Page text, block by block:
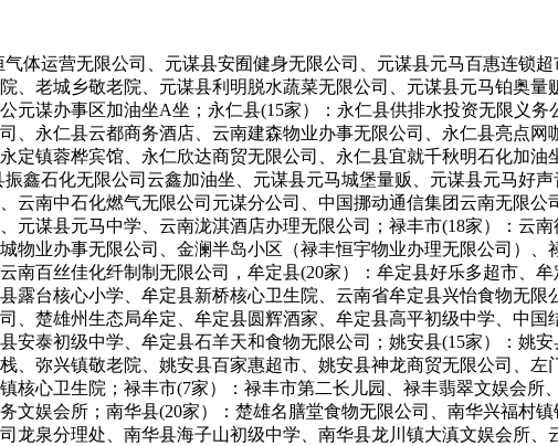
运营无限公司、元谋县安囿健身无限公司、元谋县元马百惠连锁
、老城乡敬老院、元谋县利明脱水蔬菜无限公司、元谋县元马铂奥
元谋办事区加油坐A坐；永仁县(15家）：永仁县供排水投资无限义
、永仁县云都商务酒店、云南建森物业办事无限公司、永仁县亮点
定镇蓉桦宾馆、永仁欣达商贸无限公司、永仁县宜就千秋明石化加
鑫石化无限公司云鑫加油坐、元谋县元马城堡量贩、元谋县元马好
云南中石化燃气无限公司元谋分公司、中国挪动通信集团云南无限
元谋县元马中学、云南泷淇酒店办理无限公司；禄丰市(18家）：云
物业办事无限公司、金澜半岛小区（禄丰恒宇物业办理无限公司）、
百丝佳化纤制制无限公司，牟定县(20家）：牟定县好乐多超市、
露台核心小学、牟定县新桥核心卫生院、云南省牟定县兴怡食物无
、楚雄州生态局牟定、牟定县圆辉酒家、牟定县高平初级中学、中国
安泰初级中学、牟定县石羊天和食物无限公司；姚安县(15家）：姚
、弥兴镇敬老院、姚安县百家惠超市、姚安县神龙商贸无限公司、
核心卫生院；禄丰市(7家）：禄丰市第二长儿园、禄丰翡翠文娱会
文娱会所；南华县(20家）：楚雄名膳堂食物无限公司、南华兴福村
龙泉分理处、南华县海子山初级中学、南华县龙川镇大滇文娱会所、